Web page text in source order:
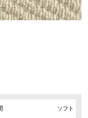
ソフト